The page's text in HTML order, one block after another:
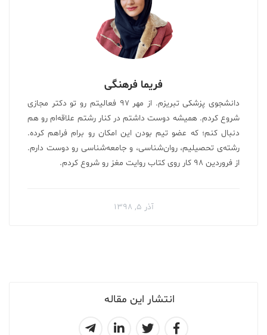
انتشار این مقاله
فریما فرهنگی
دانشجوی پزشکی تبریزم. از مهر ۹۷ فعالیتم رو تو دکتر مجازی
شروع کردم. همیشه دوست داشتم در کنار رشتم علاقه‌ام رو هم
دنبال کنم؛ که عضو تیم بودن این امکان رو برام فراهم کرده.
رشته‌ی تحصیلیم، روان‌شناسی، و جامعه‌شناسی رو دوست دارم.
از فروردین ۹۸ کار روی کتاب روایت مغز رو شروع کردم.
آذر ۵, ۱۳۹۸